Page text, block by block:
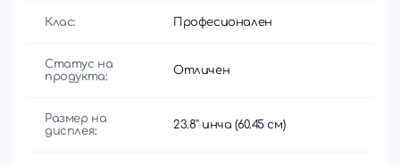
Клас: Професионален
Статус на
продукта:
Отличен
Размер на
дисплея:
23.8'' инча (60.45 см)